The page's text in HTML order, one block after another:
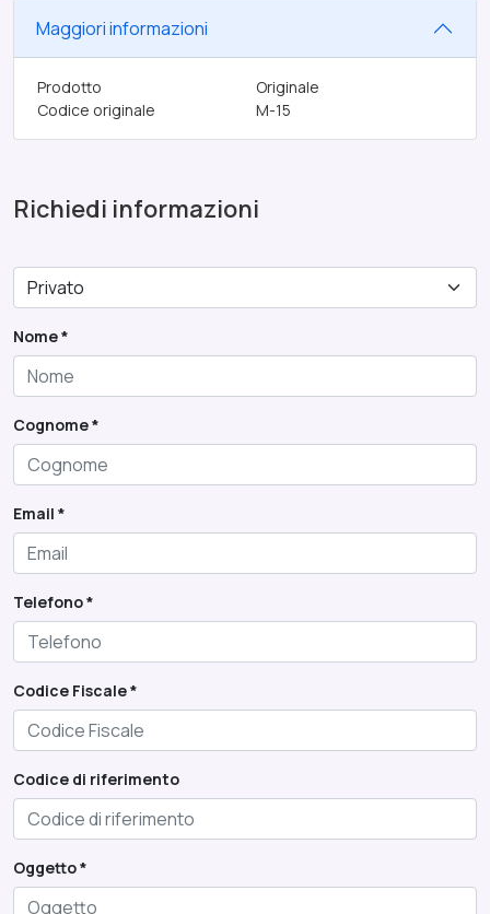
Maggiori informazioni
Prodotto
Originale
Codice originale
M-15
Richiedi informazioni
Nome *
Cognome *
Email *
Telefono *
Codice Fiscale *
Codice di riferimento
Oggetto *